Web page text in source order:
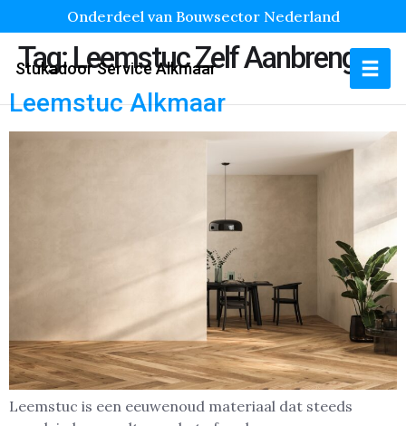
Onderdeel van Bouwsector Nederland
Stukadoor Service Alkmaar
Tag:Leemstuc Zelf Aanbrengen
Leemstuc Alkmaar
Leemstuc is een eeuwenoud materiaal dat steeds